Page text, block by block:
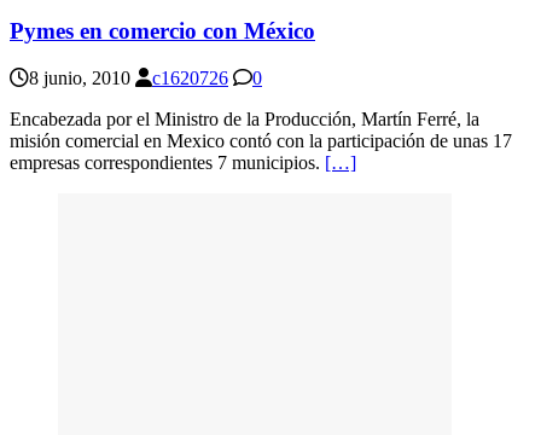
Pymes en comercio con México
8 junio, 2010 c1620726
0
Encabezada por el Ministro de la Producción, Martín Ferré, la
misión comercial en Mexico contó con la participación de unas 17
empresas correspondientes 7 municipios. […]